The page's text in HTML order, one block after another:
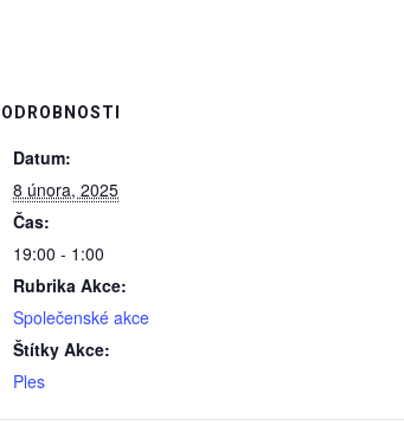
Datum:
8 února, 2025
Čas:
19:00 - 1:00
Rubrika Akce:
Společenské akce
Štítky Akce:
Ples